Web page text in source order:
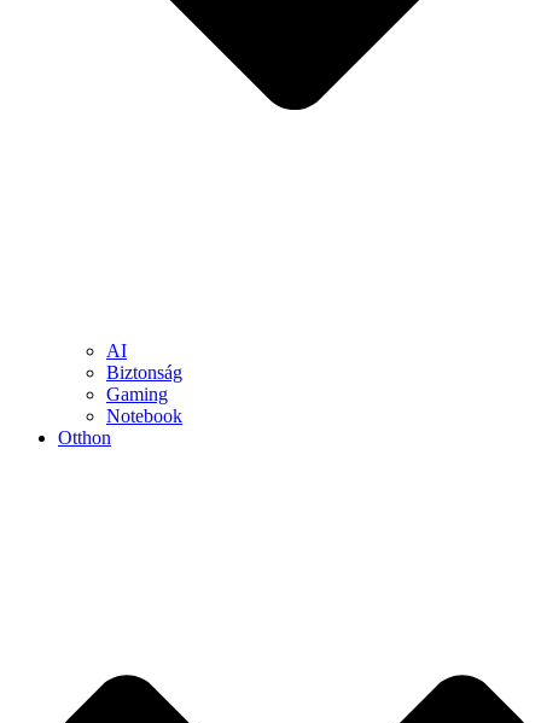
AI
Biztonság
Gaming
Notebook
Otthon